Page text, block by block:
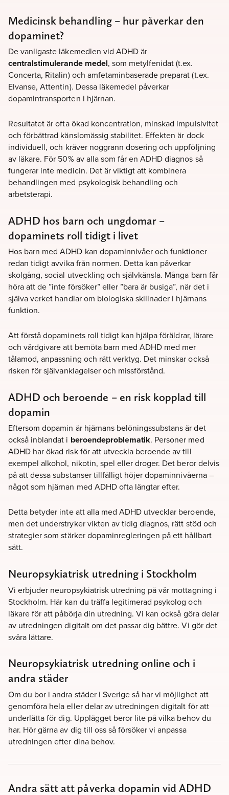
Medicinsk behandling – hur påverkar den
dopaminet?
De vanligaste läkemedlen vid ADHD är
centralstimulerande medel, som metylfenidat (t.ex.
Concerta, Ritalin) och amfetaminbaserade preparat (t.ex.
Elvanse, Attentin). Dessa läkemedel påverkar
dopamintransporten i hjärnan.
Resultatet är ofta ökad koncentration, minskad impulsivitet
och förbättrad känslomässig stabilitet. Effekten är dock
individuell, och kräver noggrann dosering och uppföljning
av läkare. För 50% av alla som får en ADHD diagnos så
fungerar inte medicin. Det är viktigt att kombinera
behandlingen med psykologisk behandling och
arbetsterapi.
ADHD hos barn och ungdomar –
dopaminets roll tidigt i livet
Hos barn med ADHD kan dopaminnivåer och funktioner
redan tidigt avvika från normen. Detta kan påverkar
skolgång, social utveckling och självkänsla. Många barn får
höra att de ”inte försöker” eller ”bara är busiga”, när det i
själva verket handlar om biologiska skillnader i hjärnans
funktion.
Att förstå dopaminets roll tidigt kan hjälpa föräldrar, lärare
och vårdgivare att bemöta barn med ADHD med mer
tålamod, anpassning och rätt verktyg. Det minskar också
risken för självanklagelser och missförstånd.
ADHD och beroende – en risk kopplad till
dopamin
Eftersom dopamin är hjärnans belöningssubstans är det
också inblandat i beroendeproblematik. Personer med
ADHD har ökad risk för att utveckla beroende av till
exempel alkohol, nikotin, spel eller droger. Det beror delvis
på att dessa substanser tillfälligt höjer dopaminnivåerna –
något som hjärnan med ADHD ofta längtar efter.
Detta betyder inte att alla med ADHD utvecklar beroende,
men det understryker vikten av tidig diagnos, rätt stöd och
strategier som stärker dopaminregleringen på ett hållbart
sätt.
Neuropsykiatrisk utredning i Stockholm
Vi erbjuder neuropsykiatrisk utredning på vår mottagning i
Stockholm. Här kan du träffa legitimerad psykolog och
läkare för att påbörja din utredning. Vi kan också göra delar
av utredningen digitalt om det passar dig bättre. Vi gör det
svåra lättare.
Neuropsykiatrisk utredning online och i
andra städer
Om du bor i andra städer i Sverige så har vi möjlighet att
genomföra hela eller delar av utredningen digitalt för att
underlätta för dig. Upplägget beror lite på vilka behov du
har. Hör gärna av dig till oss så försöker vi anpassa
utredningen efter dina behov.
Andra sätt att påverka dopamin vid ADHD